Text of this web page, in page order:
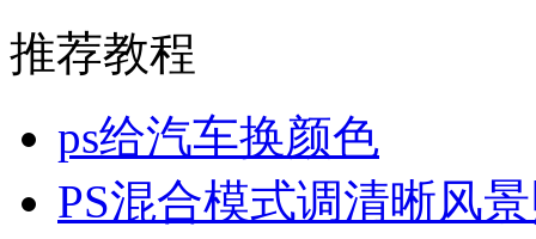
推荐教程
ps给汽车换颜色
PS混合模式调清晰风